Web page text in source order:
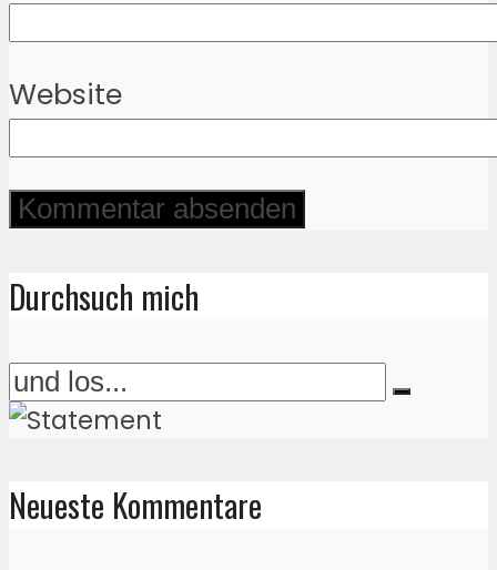
Website
Durchsuch mich
Neueste Kommentare